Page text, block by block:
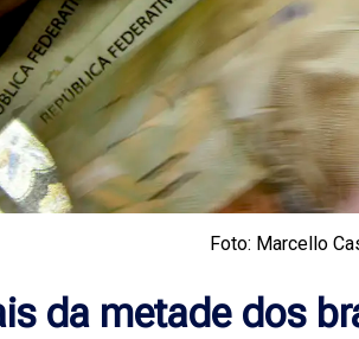
Foto: Marcello
da metade dos